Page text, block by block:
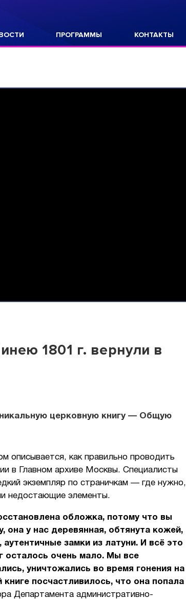
ПРОГРАММЫ КОНТАКТЫ
1801 г. вернули в
церковную книгу — Общую
описывается, как правильно проводить
в Главном архиве Москвы. Специалисты
экземпляр по страничкам — где нужно,
недостающие элементы.
обложка, потому что вы
она у нас деревянная, обтянута кожей,
замки из латуни. И всё это
осталось очень мало. Мы все
уничтожались во время гонения на
посчастливилось, что она попала
Департамента административно-